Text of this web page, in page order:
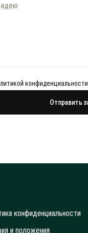
конфиденциальности
конфиденциальности
и положения